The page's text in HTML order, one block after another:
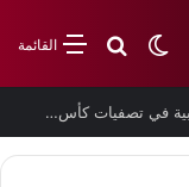
القائمةبحث عن
الوضع المظلم
تعرف على معلق مباراة الكويت وكوريا الجنوبية في تصفيات كأس العالم